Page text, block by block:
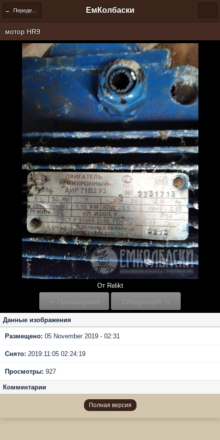
← Переделка HR9 ЕмКолбаски
мотор HR9
От Relikt
← Предыдущий Следующий →
Данные изображения
Размещено: 05 November 2019 - 02:31
Снято: 2019:11:05 02:24:19
Просмотры: 927
Комментарии
Полная версия